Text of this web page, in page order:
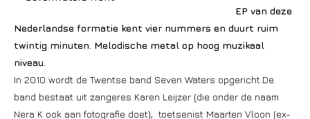
EP van deze
Nederlandse formatie kent vier nummers en duurt ruim
twintig minuten. Melodische metal op hoog muzikaal
niveau.
In 2010 wordt de Twentse band Seven Waters opgericht.De
band bestaat uit zangeres Karen Leijzer (die onder de naam
Nera K ook aan fotografie doet), toetsenist Maarten Vloon (ex-